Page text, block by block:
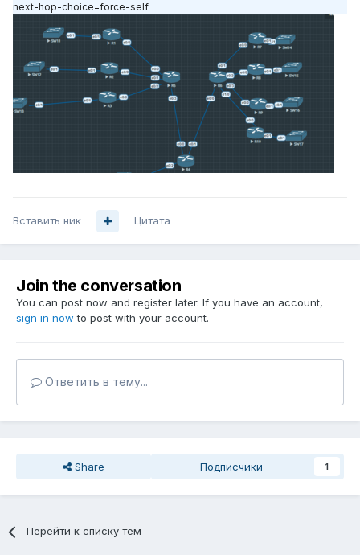
next-hop-choice=force-self
Вставить ник Цитата
Join the conversation
You can post now and register later. If you have an account,
sign in now to post with your account.
Ответить в тему...
Share Подписчики 1
Перейти к списку тем